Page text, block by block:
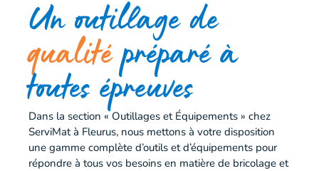
Un outillage de
qualitépréparé à
toutes épreuves
Dans la section « Outillages et Équipements » chez
ServiMat à Fleurus, nous mettons à votre disposition
une gamme complète d’outils et d’équipements pour
répondre à tous vos besoins en matière de bricolage et